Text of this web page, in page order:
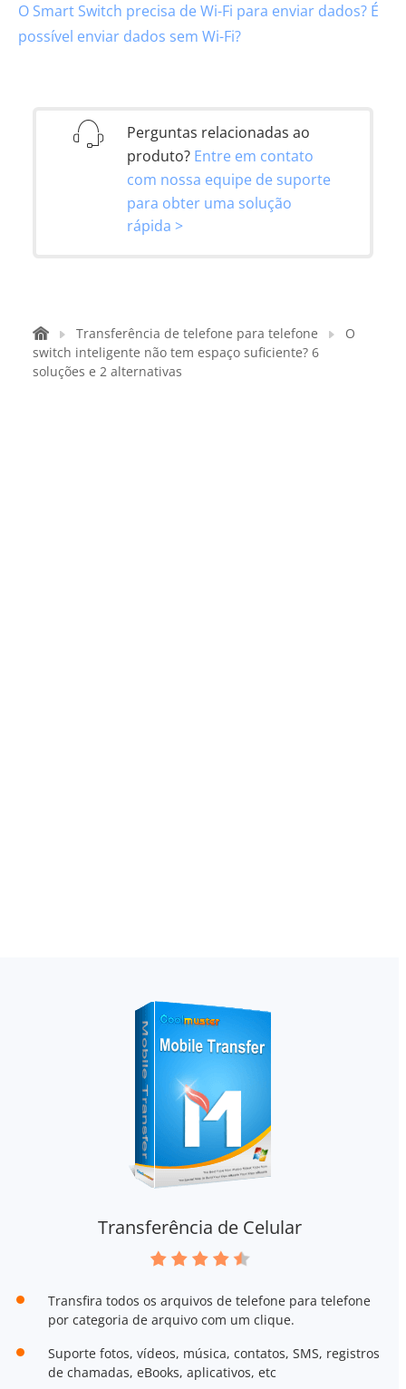
O Smart Switch precisa de Wi-Fi para enviar dados? É
possível enviar dados sem Wi-Fi?
Perguntas relacionadas ao
produto? Entre em contato
com nossa equipe de suporte
para obter uma solução
rápida >
Transferência de telefone para telefone
O
switch inteligente não tem espaço suficiente? 6
soluções e 2 alternativas
Transferência de Celular
Transfira todos os arquivos de telefone para telefone
por categoria de arquivo com um clique.
Suporte fotos, vídeos, música, contatos, SMS, registros
de chamadas, eBooks, aplicativos, etc